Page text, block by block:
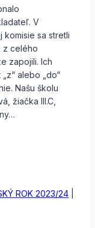
V
komisie sa stretli
z celého
zapojili. Ich
alebo „do“
Našu školu
žiačka III.C,
ROK 2023/24